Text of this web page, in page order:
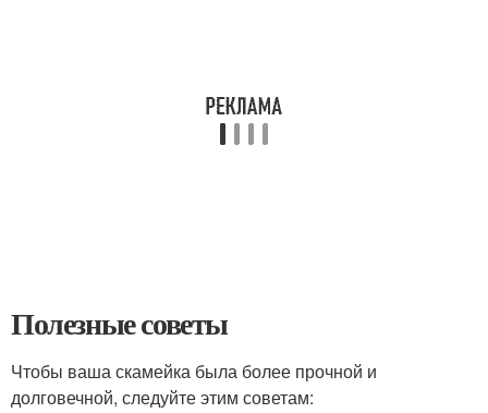
Полезные советы
Чтобы ваша скамейка была более прочной и
долговечной, следуйте этим советам: